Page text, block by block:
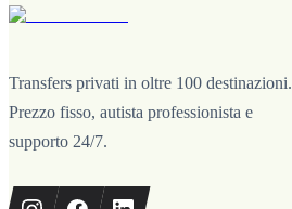
Transfers privati in oltre 100 destinazioni.
Prezzo fisso, autista professionista e
supporto 24/7.